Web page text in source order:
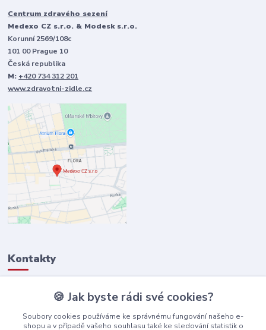
Centrum zdravého sezení
Medexo CZ s.r.o. & Modesk s.r.o.
Korunní 2569/108c
101 00 Prague 10
Česká republika
M: +420 734 312 201
www.zdravotni-zidle.cz
Kontakty
+420 734 312 201
info@zdravotni-zidle.cz
🍪 Jak byste rádi své cookies?
Soubory cookies používáme ke správnému fungování našeho e-
shopu a v případě vašeho souhlasu také ke sledování statistik o